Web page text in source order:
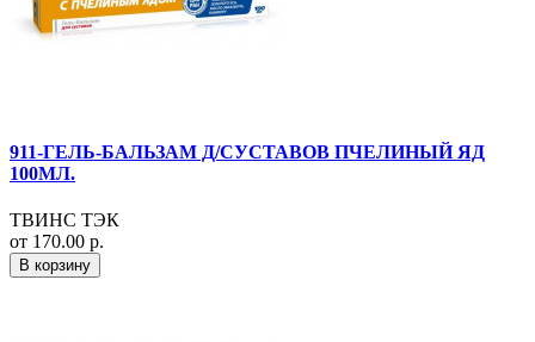
911-ГЕЛЬ-БАЛЬЗАМ Д/СУСТАВОВ ПЧЕЛИНЫЙ ЯД
100МЛ.
ТВИНС ТЭК
от 170.00 р.
В корзину